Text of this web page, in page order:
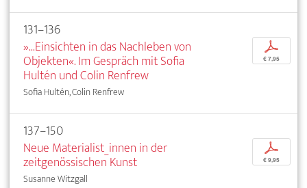
131–136
»...Einsichten in das Nachleben von
Objekten«. Im Gespräch mit Sofia
Hultén und Colin Renfrew
Sofia Hultén, Colin Renfrew
p
€ 7,95
137–150
Neue Materialist_innen in der
zeitgenössischen Kunst
Susanne Witzgall
p
€ 9,95